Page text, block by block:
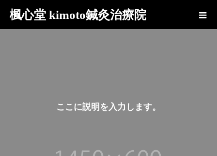
楓心堂 kimoto鍼灸治療院
こ こ に説明 を 入 力 し ま す。